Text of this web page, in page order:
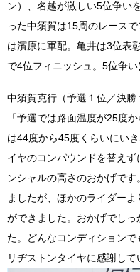
ン）、名越が激しい5位争い
った中須賀は15周のレース
は濱原に軍配。亀井は3位表
で4位フィニッシュ。5位争い
中須賀克行（予選１位／決勝
「予選では路面温度が25度
は44度から45度くらいにい
イヤのコンパウンドを替え
ンシャルの高さのおかげで
ましたが、ほかのライダー
ができました。おかげでし
た。どんなコンディション
リヂストンタイヤに感謝して